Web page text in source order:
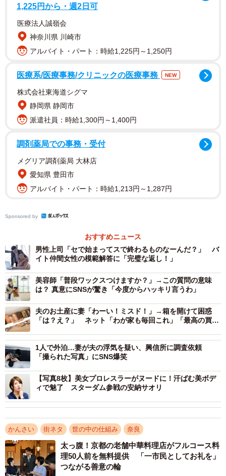
年、奈良町大字西笹鉾に「奈良監獄」が設置された。その
後、1901年に明治政府の「監獄建築改良方針」に基づいて
あらたな監獄の建築が計画され、1908年、奈良市内に完成
した。新しい監獄はれんが建ての洋風建築で、完成当時は
近年は少年刑務所として使われていたが、建物の老朽化が
激しいため2017年に収容業務が停止された。その一方で、
歴史的・文化的価値が高い近代建築であるとして、保存し
ようという機運が高まっていた。
「京都拘置所奈良拘置支所」の庶務課に話を聞いた。
「明治期に築造された奈良少年刑務所の赤れんが建造物
は、築100年を超え、経年による老朽化が著しく、刑務所と
して利用し続けることが難しい状況であったところ、その
一方で、本建造物は、歴史的・文化的価値が高い近代建築
であるとして、その保存に地域の方々をはじめ様々な方面
における受刑者収容業務を停止し、本建造物の保存及び活
用を図ることになったものです」
少年刑務所とはいえ受刑者の年代は幅広く
1,225円から・週2日可
医療法人誠嶺会
神奈川県 川崎市
アルバイト・パート：時給1,225円～1,250円
医療系/医療事務/クリニックの医療事務 NEW
株式会社東海道シグマ
静岡県 静岡市
派遣社員：時給1,300円～1,400円
調剤薬局での事務・受付
メグリア調剤薬局 大林店
愛知県 豊田市
アルバイト・パート：時給1,213円～1,287円
Sponsored by
おすすめニュース
男性上司「セで始まってスで終わるものなーんだ？」 バ
イト仲間女性の模範解答に「完璧な返し！」
美容師「普段ワックスつけますか？」→この質問の意味
は？ 真意にSNSが驚き「今度からハッキリ言うわ」
夫のお土産に妻「わーい！ミスド！」→箱を開けて困惑
「は？え？」 ネット「わが家も毎回これ」「最高の買い
1人で外泊…妻が夫の浮気を疑い、興信所に調査依頼
「撮られた写真」にSNS爆笑
【写真8枚】美女プロレスラーがヌードに！汗ばむ美ボデ
ィで魅了 スターダム参戦の安納サオリ
かんさい 街ネタ 世の中の仕組み 奈良
太っ腹！京都の老舗中華料理店がフルコース料
理50人前を無料提供 「一市民としてお礼を」
つながる善意の輪